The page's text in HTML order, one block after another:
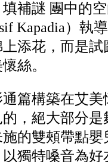
補謎 團中的
Kapadia）執
上添花，而是
絲。
通篇構築在艾
，絕大部分
的雙頰帶點
獨特嗓音為